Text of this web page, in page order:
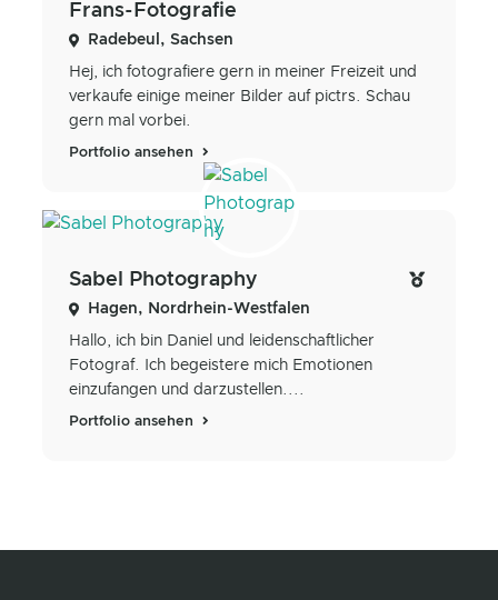
Frans-Fotografie
Radebeul, Sachsen
Hej, ich fotografiere gern in meiner Freizeit und
verkaufe einige meiner Bilder auf pictrs. Schau
gern mal vorbei.
Portfolio ansehen
Sabel Photography
Hagen, Nordrhein-Westfalen
Hallo, ich bin Daniel und leidenschaftlicher
Fotograf. Ich begeistere mich Emotionen
einzufangen und darzustellen....
Portfolio ansehen